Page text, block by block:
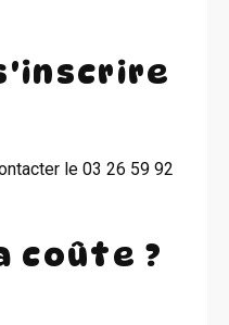
le 03 26 59 92
coûte ?